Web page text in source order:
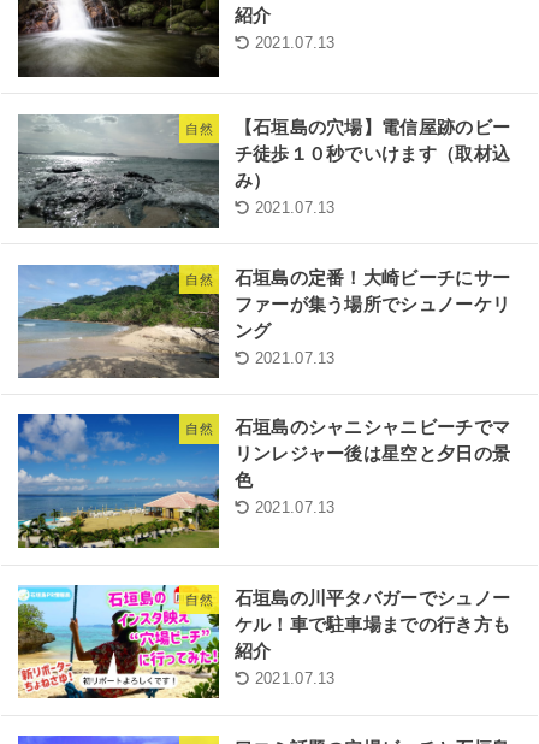
紹介
2021.07.13
自然
【石垣島の穴場】電信屋跡のビー
チ徒歩１０秒でいけます（取材込
み）
2021.07.13
自然
石垣島の定番！大崎ビーチにサー
ファーが集う場所でシュノーケリ
ング
2021.07.13
自然
石垣島のシャニシャニビーチでマ
リンレジャー後は星空と夕日の景
色
2021.07.13
自然
石垣島の川平タバガーでシュノー
ケル！車で駐車場までの行き方も
紹介
2021.07.13